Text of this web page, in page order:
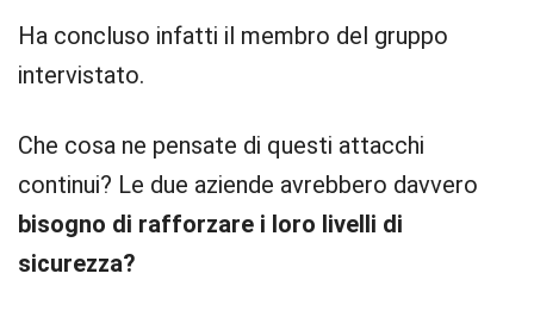
Ha concluso infatti il membro del gruppo
intervistato.
Che cosa ne pensate di questi attacchi
continui? Le due aziende avrebbero davvero
bisogno di rafforzare i loro livelli di
sicurezza?